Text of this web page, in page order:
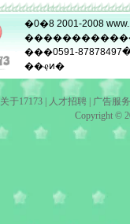
�0�8 2001-2008
���������
0591-87878497
��ҿͷ�
关于17173 人才招聘
广告服务
Copyright ©